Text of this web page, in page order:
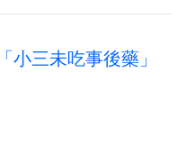
小三未吃事後藥」